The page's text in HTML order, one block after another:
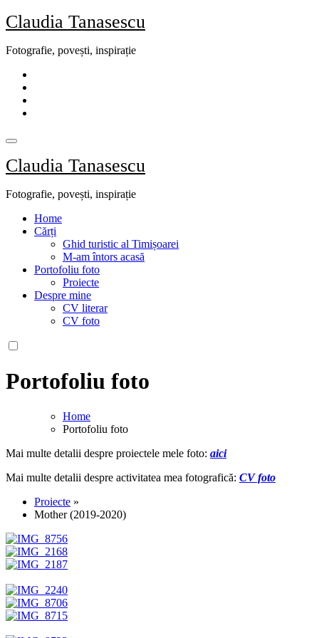
Skip
to
Claudia Tanasescu
Fotografie, povești, inspirație
Claudia Tanasescu
Fotografie, povești, inspirație
Home
Cărți
Ghid turistic al Timișoarei
M-am întors acasă
Portofoliu foto
Proiecte
Despre mine
CV literar
CV foto
Portofoliu foto
Home
Portofoliu foto
Mai multe detalii despre proiectele mele foto: aici
Mai multe detalii despre activitatea mea fotografică: CV foto
Proiecte »
Mother (2019-2020)